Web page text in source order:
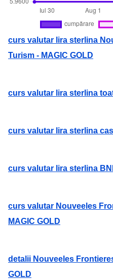
curs valutar lira sterlina
Turism - MAGIC GOLD
curs valutar lira sterlina
curs valutar lira sterlina
curs valutar lira sterlina
curs valutar Nouveeles
MAGIC GOLD
detalii Nouveeles
GOLD